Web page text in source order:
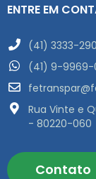
ENTRE EM
(41) 3333-
(41) 9-9969-
Rua Vinte e
- 80220-060
Contato